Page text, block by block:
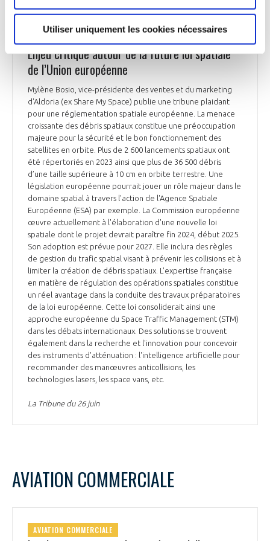
Utiliser uniquement les cookies nécessaires
Enjeu critique autour de la future loi spatiale
de l’Union européenne
Mylène Bosio, vice-présidente des ventes et du marketing
d'Aldoria (ex Share My Space) publie une tribune plaidant
pour une réglementation spatiale européenne. La menace
croissante des débris spatiaux constitue une préoccupation
majeure pour la sécurité et le bon fonctionnement des
satellites en orbite. Plus de 2 600 lancements spatiaux ont
été répertoriés en 2023 ainsi que plus de 36 500 débris
d’une taille supérieure à 10 cm en orbite terrestre. Une
législation européenne pourrait jouer un rôle majeur dans le
domaine spatial à travers l'action de l'Agence Spatiale
Européenne (ESA) par exemple. La Commission européenne
œuvre actuellement à l'élaboration d'une nouvelle loi
spatiale dont le projet devrait paraître fin 2024, début 2025.
Son adoption est prévue pour 2027. Elle inclura des règles
de gestion du trafic spatial visant à prévenir les collisions et à
limiter la création de débris spatiaux. L'expertise française
en matière de régulation des opérations spatiales constitue
un réel avantage dans la conduite des travaux préparatoires
de la loi européenne. Cette loi consoliderait ainsi une
approche européenne du Space Traffic Management (STM)
dans les débats internationaux. Des solutions se trouvent
également dans la recherche et l'innovation pour concevoir
des instruments d'atténuation : l'intelligence artificielle pour
recommander des manœuvres anticollisions, les
technologies lasers, les space vans, etc.
La Tribune du 26 juin
AVIATION COMMERCIALE
AVIATION COMMERCIALE